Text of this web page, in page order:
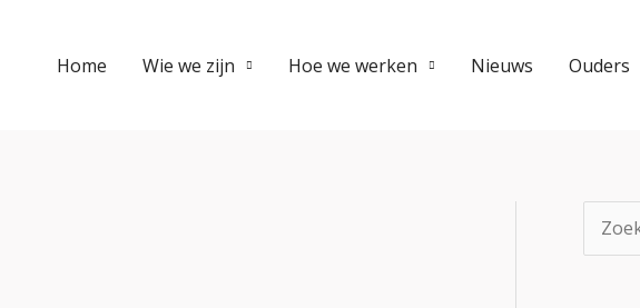
Home Wie we zijn Hoe we werken Nieuws Ouders